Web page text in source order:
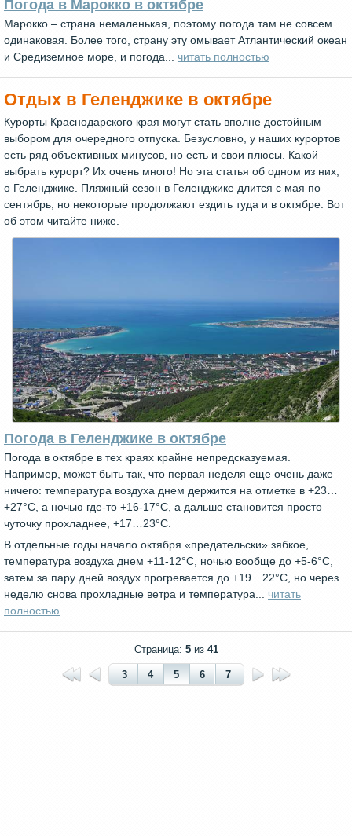
Погода в Марокко в октябре
Марокко – страна немаленькая, поэтому погода там не совсем
одинаковая. Более того, страну эту омывает Атлантический океан
и Средиземное море, и погода... читать полностью
Отдых в Геленджике в октябре
Курорты Краснодарского края могут стать вполне достойным
выбором для очередного отпуска. Безусловно, у наших курортов
есть ряд объективных минусов, но есть и свои плюсы. Какой
выбрать курорт? Их очень много! Но эта статья об одном из них,
о Геленджике. Пляжный сезон в Геленджике длится с мая по
сентябрь, но некоторые продолжают ездить туда и в октябре. Вот
об этом читайте ниже.
Погода в Геленджике в октябре
Погода в октябре в тех краях крайне непредсказуемая.
Например, может быть так, что первая неделя еще очень даже
ничего: температура воздуха днем держится на отметке в +23…
+27°С, а ночью где-то +16-17°С, а дальше становится просто
чуточку прохладнее, +17…23°С.
В отдельные годы начало октября «предательски» зябкое,
температура воздуха днем +11-12°С, ночью вообще до +5-6°С,
затем за пару дней воздух прогревается до +19…22°С, но через
неделю снова прохладные ветра и температура... читать
полностью
Страница: 5из 41
3 4 5 6 7